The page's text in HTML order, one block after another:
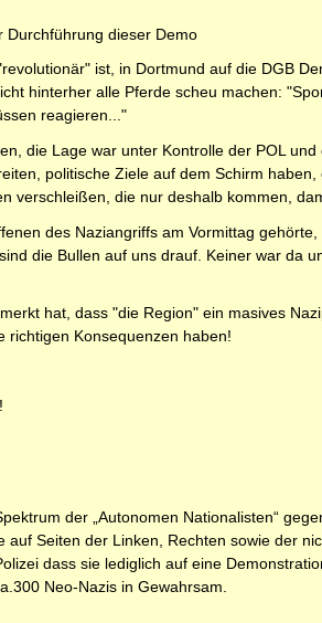
Durchführung dieser Demo
ist, in Dortmund auf die DGB
hinterher alle Pferde scheu machen:
reagieren..."
die Lage war unter Kontrolle der POL
politische Ziele auf dem Schirm
verschleißen, die nur deshalb kommen,
des Naziangriffs am Vormittag
die Bullen auf uns drauf. Keiner war da
hat, dass "die Region" ein masives
richtigen Konsequenzen haben!
der „Autonomen Nationalisten“
auf Seiten der Linken, Rechten sowie der
dass sie lediglich auf eine
Neo-Nazis in Gewahrsam.